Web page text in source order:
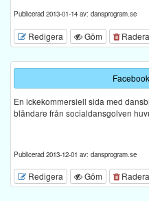
Publicerad 2013-01-14 av: dansprogram.se
Redigera Göm Radera
En ickekommersiell sida med
bländare från socialdansgolven
Publicerad 2013-12-01 av: dansprogram.se
Redigera Göm Radera